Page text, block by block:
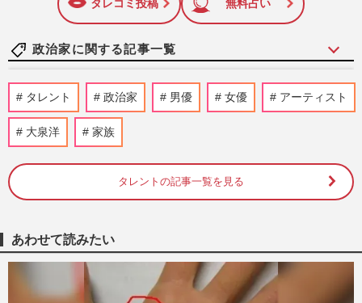
しています！ タレコミ投稿 無料占い
政治家に関する記事一覧
《あの元女性政治家は、今》井脇ノブ子さ
ん「私には子どもが5万人いる」体重38kg
減の現在も冷めぬ“教育熱…
週刊女性2026年8月11日号
《1%の消費減税》自民党・小渕優子氏、
高市早苗首相の“代替財源”ナシに反発も
週刊女性PRIME
福岡県議会の“ドン”蔵内勇夫議長、炎上続
きの中「ネパールは天国だった」震災無視
タレント 政治家 男優 女優 アーティスト
大泉洋 家族
タレントの記事一覧を見る
あわせて読みたい